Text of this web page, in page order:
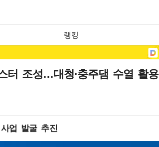
랭킹
터 조성…대청·충주댐 수열 활용
업 발굴 추진